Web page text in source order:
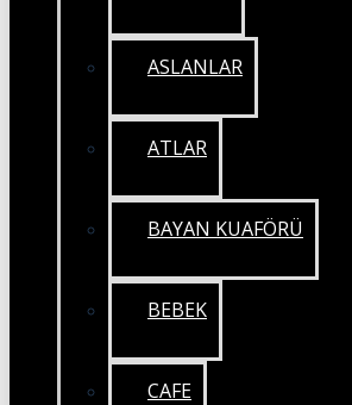
ASLANLAR
ATLAR
BAYAN KUAFÖRÜ
BEBEK
CAFE